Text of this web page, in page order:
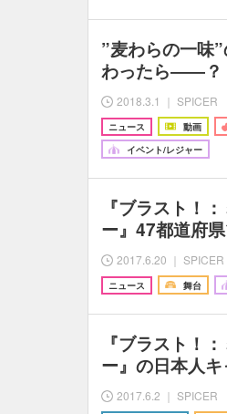
”麦わらの一味
わったら――？
2018.3.1 ｜ SPICER
ニュース 動画
イベント/レジャー
『ブラスト！
ー』47都道府
2017.6.20 ｜ SPICER
ニュース 舞台
『ブラスト！
ー』の日本人
2017.6.2 ｜ SPICER